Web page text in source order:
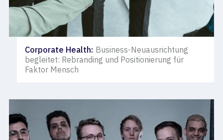
Corporate Health: Business-Neuausrichtung
begleitet: Rebranding und Positionierung für
Faktor Mensch